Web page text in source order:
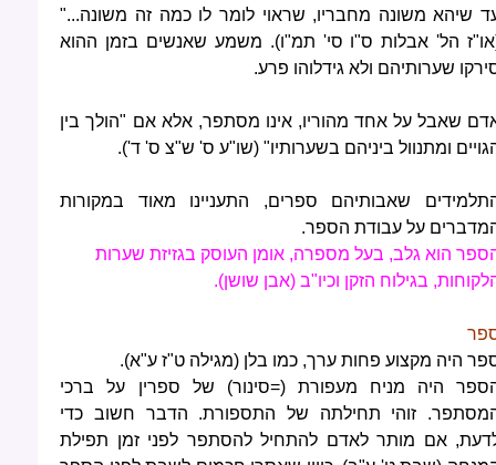
שיהא משונה מחבריו, שראוי לומר לו כמה זה משונה..."
הל' אבלות ס"ו סי' תמ"ו). משמע שאנשים בזמן ההוא
שערותיהם ולא גידלוהו פרע.
שאבל על אחד מהוריו, אינו מסתפר, אלא אם "הולך בין
ומתנוול ביניהם בשערותיו" (שו"ע ס' ש"צ ס' ד').
שאבותיהם ספרים, התעניינו מאוד במקורות
על עבודת הספר.
הוא גלב, בעל מספרה, אומן העוסק בגזיזת שערות
בגילוח הזקן וכיו"ב (אבן שושן).
היה מקצוע פחות ערך, כמו בלן (מגילה ט"ז ע"א).
היה מניח מעפורת (=סינור) של ספרין על ברכי
זוהי תחילתה של התספורת. הדבר חשוב כדי
אם מותר לאדם להתחיל להסתפר לפני זמן תפילת